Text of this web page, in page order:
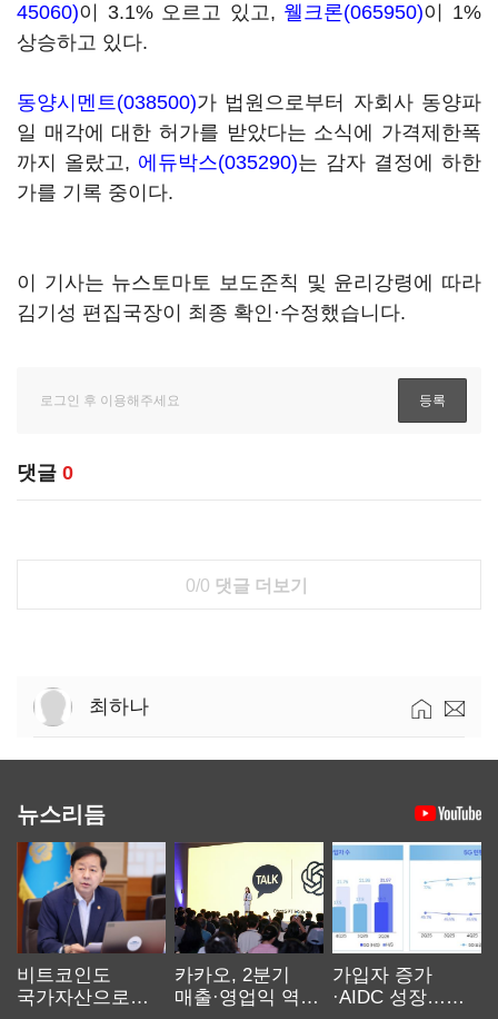
45060)이 3.1% 오르고 있고, 웰크론(065950)이 1%
상승하고 있다.
동양시멘트(038500)가 법원으로부터 자회사 동양파
일 매각에 대한 허가를 받았다는 소식에 가격제한폭
까지 올랐고, 에듀박스(035290)는 감자 결정에 하한
가를 기록 중이다.
이 기사는 뉴스토마토 보도준칙 및 윤리강령에 따라
김기성 편집국장이 최종 확인·수정했습니다.
댓글 0
0/0 댓글 더보기
최하나
뉴스리듬
비트코인도
국가자산으로…'
카카오, 2분기
매출·영업익 역대
가입자 증가
·AIDC 성장…